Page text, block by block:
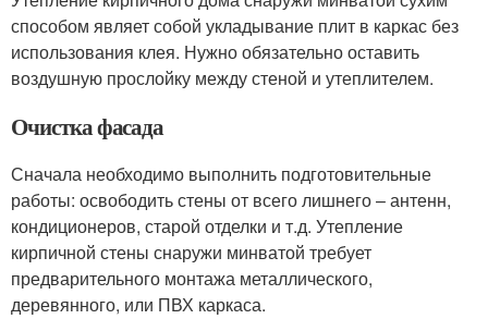
способом являет собой укладывание плит в каркас без
использования клея. Нужно обязательно оставить
воздушную прослойку между стеной и утеплителем.
Очистка фасада
Сначала необходимо выполнить подготовительные
работы: освободить стены от всего лишнего – антенн,
кондиционеров, старой отделки и т.д. Утепление
кирпичной стены снаружи минватой требует
предварительного монтажа металлического,
деревянного, или ПВХ каркаса.